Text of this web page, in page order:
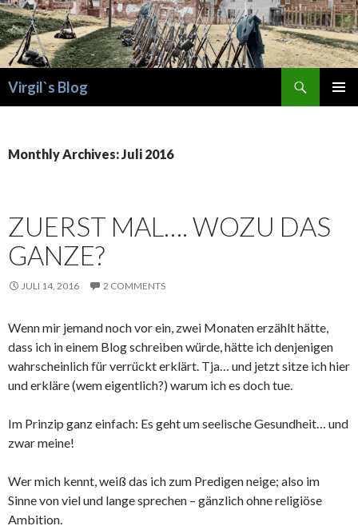
Virgil`s Blog
Monthly Archives: Juli 2016
ZUERST MAL…. WOZU DAS
GANZE?
JULI 14, 2016 2 COMMENTS
Wenn mir jemand noch vor ein, zwei Monaten erzählt hätte,
dass ich in einem Blog schreiben würde, hätte ich denjenigen
wahrscheinlich für verrückt erklärt. Tja… und jetzt sitze ich hier
und erkläre (wem eigentlich?) warum ich es doch tue.
Im Prinzip ganz einfach: Es geht um seelische Gesundheit… und
zwar meine!
Wer mich kennt, weiß das ich zum Predigen neige; also im
Sinne von viel und lange sprechen – gänzlich ohne religiöse
Ambition.